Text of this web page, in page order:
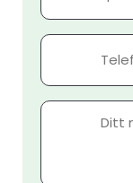
Meddelande